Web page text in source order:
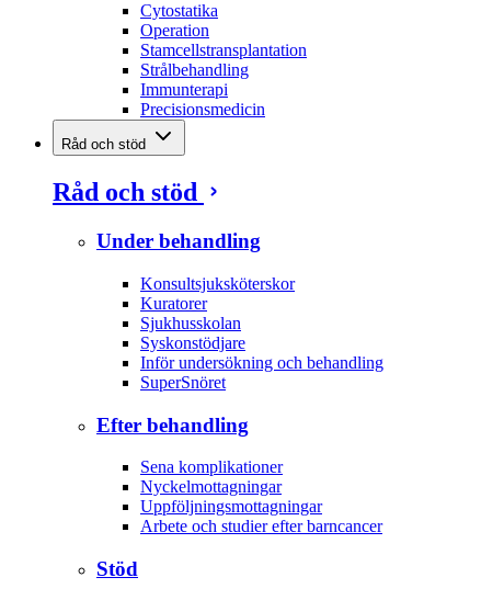
Cytostatika
Operation
Stamcellstransplantation
Strålbehandling
Immunterapi
Precisionsmedicin
Råd och stöd
Råd och stöd
Under behandling
Konsultsjuksköterskor
Kuratorer
Sjukhusskolan
Syskonstödjare
Inför undersökning och behandling
SuperSnöret
Efter behandling
Sena komplikationer
Nyckelmottagningar
Uppföljningsmottagningar
Arbete och studier efter barncancer
Stöd